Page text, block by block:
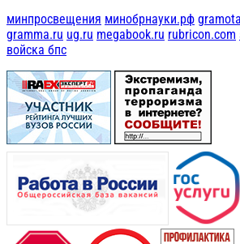
минпросвещения минобрнауки.рф
gramma.ru ug.ru megabook.ru rubricon.com
войска бпс